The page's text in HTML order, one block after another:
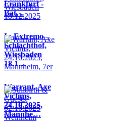
Frankfurt -
Bat…
In Extremo –
Schlachthof,
Wiesbaden
18.1…
Warrant, Axe
Victims,
24.10.2025,
Mannhe…